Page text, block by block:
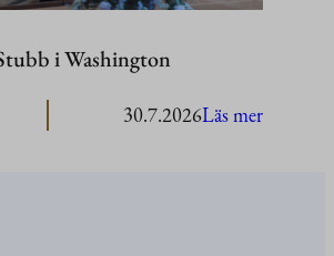
i Washington
30.7.2026Läs mer: